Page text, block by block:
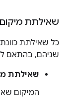
שאילתת מיקום
כל שאילתת
שניהם, בהתאם
שאילתת
המיקום